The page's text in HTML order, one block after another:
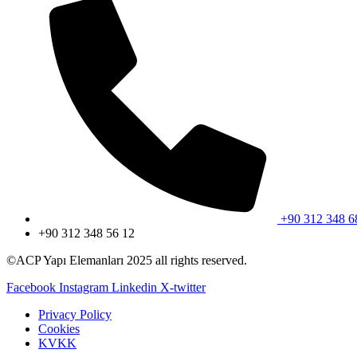
+90 312 348
+90 312 348 56 12
©ACP Yapı Elemanları 2025 all rights reserved.
Facebook Instagram Linkedin X-twitter
Privacy Policy
Cookies
KVKK